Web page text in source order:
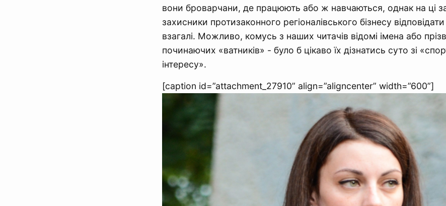
вони броварчани, де працюють або ж навчаються, однак на ці
захисники протизаконного регіоналівського бізнесу
взагалі. Можливо, комусь з наших читачів відомі імена або
починаючих «ватників» - було б цікаво їх дізнатись суто зі
інтересу».
[caption id=”attachment_27910” align=”aligncenter” width=”600”]